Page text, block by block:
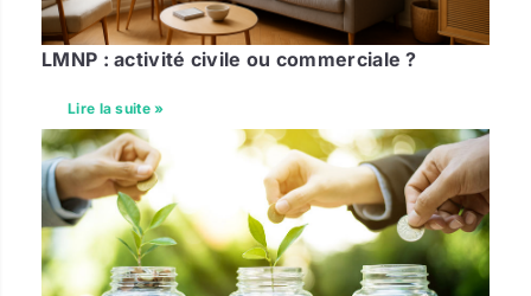
LMNP : activité civile ou commerciale ?
Lire la suite »